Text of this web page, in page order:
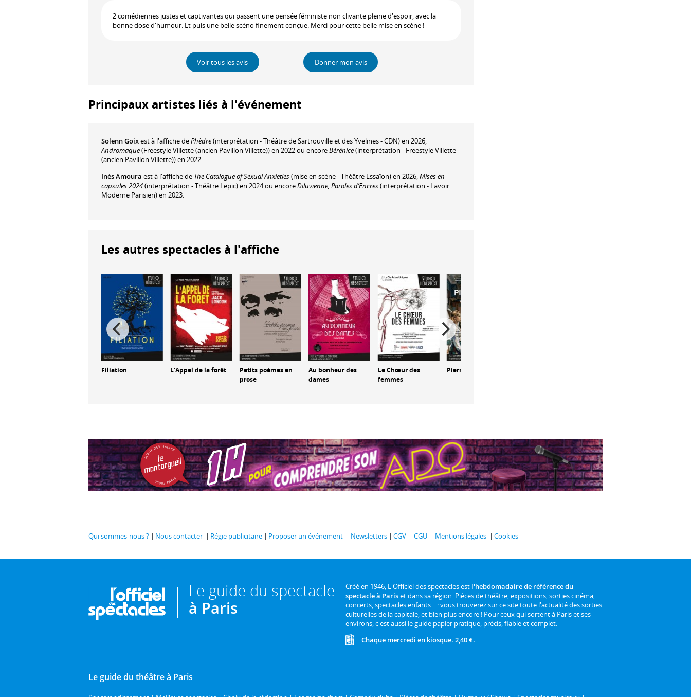
2 comédiennes justes et captivantes qui passent une pensée féministe non clivante pleine d'espoir, avec la
bonne dose d'humour. Et puis une belle scéno finement conçue. Merci pour cette belle mise en scène !
Voir tous les avis Donner mon avis
Principaux artistes liés à l'événement
Solenn Goixest à l'affiche dePhèdre(interprétation - Théâtre de Sartrouville et des Yvelines - CDN) en 2026,
Andromaque(Freestyle Villette (ancien Pavillon Villette)) en 2022 ou encoreBérénice(interprétation - Freestyle Villette
(ancien Pavillon Villette)) en 2022.
Inès Amoura est à l'affiche de The Catalogue of Sexual Anxieties(mise en scène - Théâtre Essaïon) en 2026,Mises en
capsules 2024(interprétation - Théâtre Lepic) en 2024 ou encoreDiluvienne, Paroles d’Encres(interprétation - Lavoir
Moderne Parisien) en 2023.
Les autres spectacles à l'affiche
Filiation L'Appel de la forêt
Petits poèmes en
prose
Au bonheur des
dames
Le Chœur des
femmes
Pierrefayes
Qui sommes-nous ? Nous contacter Régie publicitaire Proposer un événement Newsletters CGV CGU Mentions légales Cookies
Le guide du spectacle
à Paris
Créé en 1946, L'Officiel des spectacles est l'hebdomadaire de référence du
spectacle à Pariset dans sa région. Pièces de théâtre, expositions, sorties cinéma,
concerts, spectacles enfants... : vous trouverez sur ce site toute l'actualité des sorties
culturelles de la capitale, et bien plus encore ! Pour ceux qui sortent à Paris et ses
environs, c'est aussi le guide papier pratique, précis, fiable et complet.
Chaque mercredi en kiosque. 2,40 €.
Le guide du théâtre à Paris